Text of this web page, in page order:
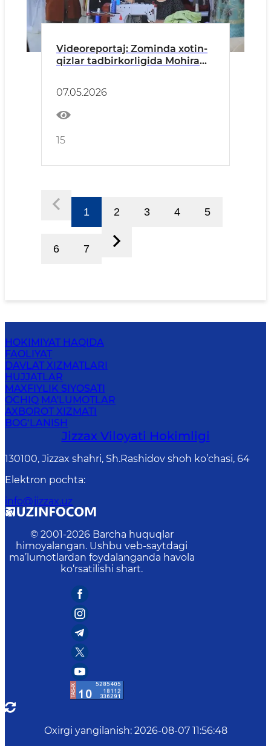
Videoreportaj: Zominda xotin-
qizlar tadbirkorligida Mohira
yangi imkoniyatlar timsoliga
aylanmoqda
07.05.2026
15
1 2 3 4 5
6 7
HOKIMIYAT HAQIDA
FAOLIYAT
DAVLAT XIZMATLARI
HUJJATLAR
MAXFIYLIK SIYOSATI
OCHIQ MA'LUMOTLAR
AXBOROT XIZMATI
BOG‘LANISH
Jizzах Vilоyati Hоkimligi
130100, Jizzax shahri, Sh.Rashidov shoh ko’chasi, 64
Elektron pochta:
info@jizzax.uz
© 2001-2026 Barcha huquqlar
himoyalangan. Ushbu veb-saytdagi
ma’lumotlardan foydalanganda havola
ko‘rsatilishi shart.
Oxirgi yangilanish: 2026-08-07 11:56:48